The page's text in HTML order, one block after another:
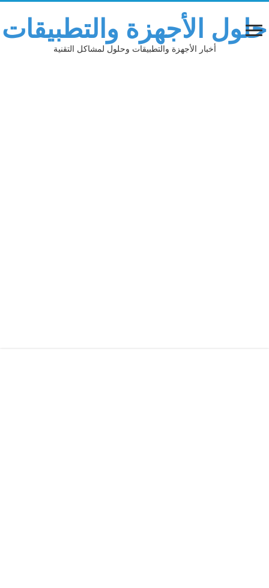
حلول الأجهزة والتطبيقات
أخبار الأجهزة والتطبيقات وحلول لمشاكل التقنية